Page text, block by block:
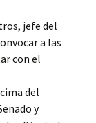
jefe del
a las
con el
del
y